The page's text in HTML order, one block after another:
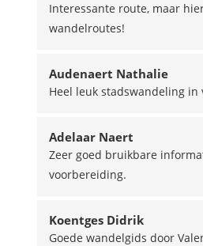
Interessante route, maar
wandelroutes!
Audenaert Nathalie
Heel leuk stadswandeling
Adelaar Naert
Zeer goed bruikbare
voorbereiding.
Koentges Didrik
Goede wandelgids door